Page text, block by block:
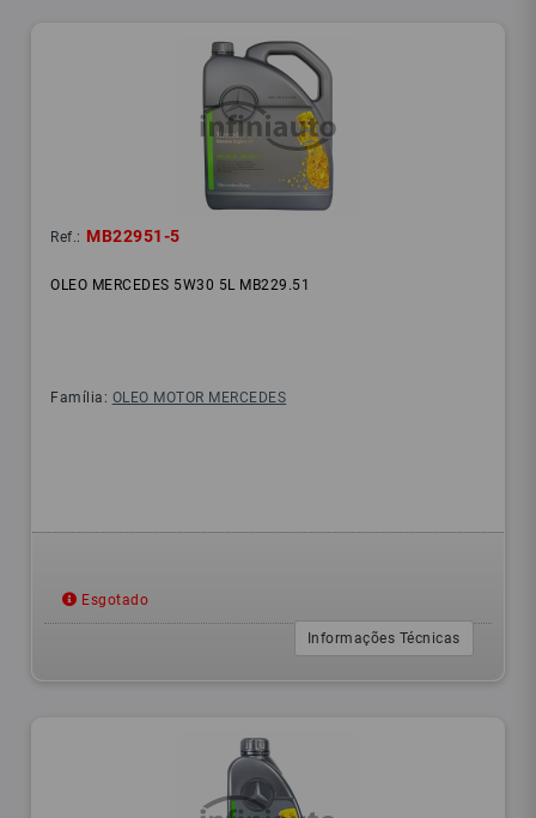
Ref.: MB22951-5
OLEO MERCEDES 5W30 5L MB229.51
Família: OLEO MOTOR MERCEDES
Esgotado
Informações Técnicas